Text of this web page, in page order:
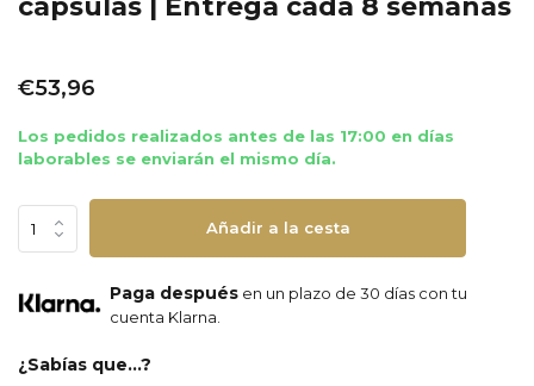
cápsulas | Entrega cada 8 semanas
€53,96
Los pedidos realizados antes de las 17:00 en días
laborables se enviarán el mismo día.
Añadir a la cesta
Paga después en un plazo de 30 días con tu
cuenta Klarna.
¿Sabías que...?